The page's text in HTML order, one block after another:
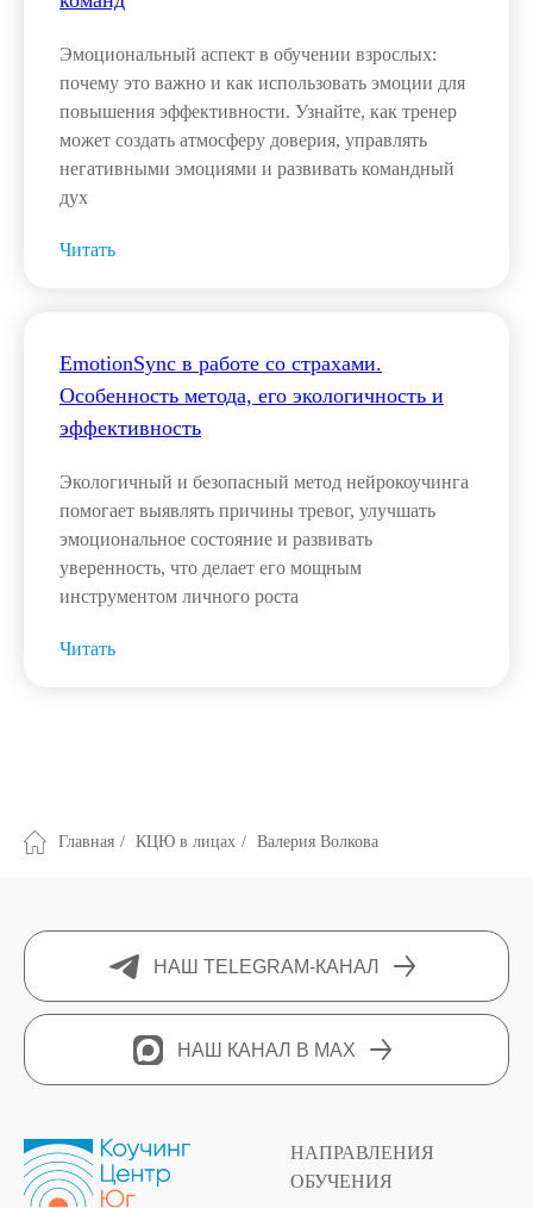
Эмоциональный аспект в обучении взрослых:
почему это важно и как использовать эмоции для
повышения эффективности. Узнайте, как тренер
может создать атмосферу доверия, управлять
негативными эмоциями и развивать командный
дух
Читать
EmotionSync в работе со страхами.
Особенность метода, его экологичность и
эффективность
Экологичный и безопасный метод нейрокоучинга
помогает выявлять причины тревог, улучшать
эмоциональное состояние и развивать
уверенность, что делает его мощным
инструментом личного роста
Читать
Главная / КЦЮ в лицах / Валерия Волкова
НАШ TELEGRAM-КАНАЛ
НАШ КАНАЛ В MAX
НАПРАВЛЕНИЯ
ОБУЧЕНИЯ